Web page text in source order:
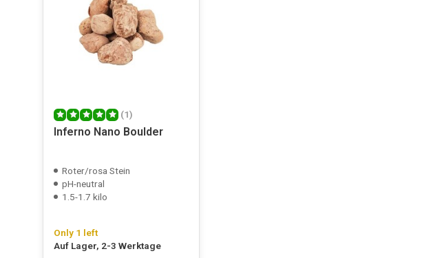
(1)
Inferno Nano Boulder
Roter/rosa Stein
pH-neutral
1.5-1.7 kilo
Only 1 left
Auf Lager, 2-3 Werktage